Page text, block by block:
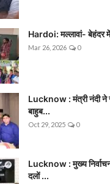
Hardoi: मल्लावां- बेहंदर
Mar 26, 2026 0
Lucknow : मंत्री नंदी
बाहुब...
Oct 29, 2025 0
Lucknow : मुख्य
दलों ...